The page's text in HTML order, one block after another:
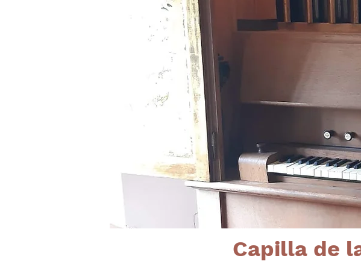
Capilla de